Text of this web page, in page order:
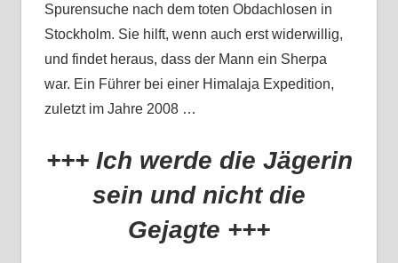
Spurensuche nach dem toten Obdachlosen in
Stockholm. Sie hilft, wenn auch erst widerwillig,
und findet heraus, dass der Mann ein Sherpa
war. Ein Führer bei einer Himalaja Expedition,
zuletzt im Jahre 2008 …
+++ Ich werde die Jägerin
sein und nicht die
Gejagte +++